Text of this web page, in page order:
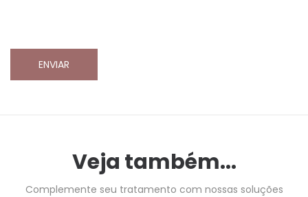
Veja também...
Complemente seu tratamento com nossas soluções